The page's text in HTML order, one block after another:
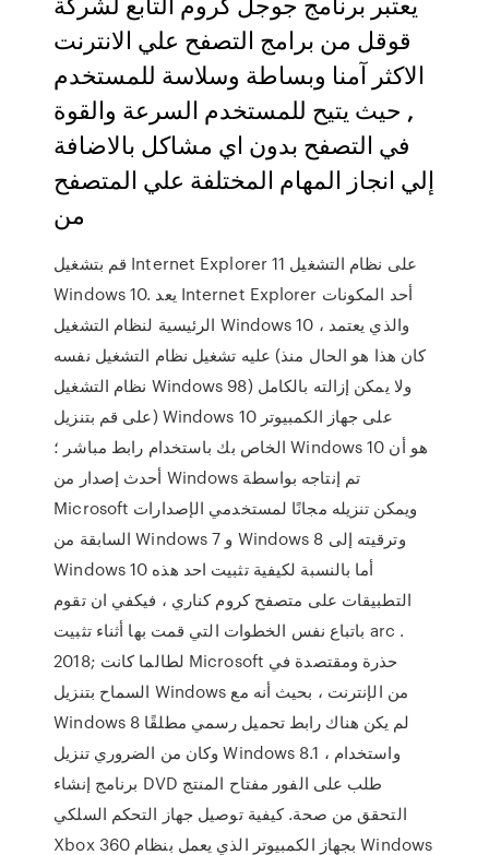
قوقل من برامج التصفح علي الانترنت
الاكثر آمنا وبساطة وسلاسة للمستخدم
, حيث يتيح للمستخدم السرعة والقوة
في التصفح بدون اي مشاكل بالاضافة
إلي انجاز المهام المختلفة علي المتصفح
من
قم بتشغيل Internet Explorer 11 على نظام التشغيل
Windows 10. يعد Internet Explorer أحد المكونات
الرئيسية لنظام التشغيل Windows 10 ، والذي يعتمد
عليه تشغيل نظام التشغيل نفسه (كان هذا هو الحال منذ
نظام التشغيل Windows 98) ولا يمكن إزالته بالكامل
(على قم بتنزيل Windows 10 على جهاز الكمبيوتر
الخاص بك باستخدام رابط مباشر ؛ Windows 10 هو أن
أحدث إصدار من Windows تم إنتاجه بواسطة
Microsoft ويمكن تنزيله مجانًا لمستخدمي الإصدارات
السابقة من Windows 7 و Windows 8 وترقيته إلى
Windows 10 أما بالنسبة لكيفية تثبيت احد هذه
التطبيقات على متصفح كروم كناري ، فيكفي ان تقوم
باتباع نفس الخطوات التي قمت بها أثناء تثبيت arc .
2018; لطالما كانت Microsoft حذرة ومقتصدة في
السماح بتنزيل Windows من الإنترنت ، بحيث أنه مع
Windows 8 لم يكن هناك رابط تحميل رسمي مطلقًا
وكان من الضروري تنزيل Windows 8.1 ، واستخدام
برنامج إنشاء DVD طلب على الفور مفتاح المنتج
التحقق من صحة. كيفية توصيل جهاز التحكم السلكي
Xbox 360 بجهاز الكمبيوتر الذي يعمل بنظام Windows